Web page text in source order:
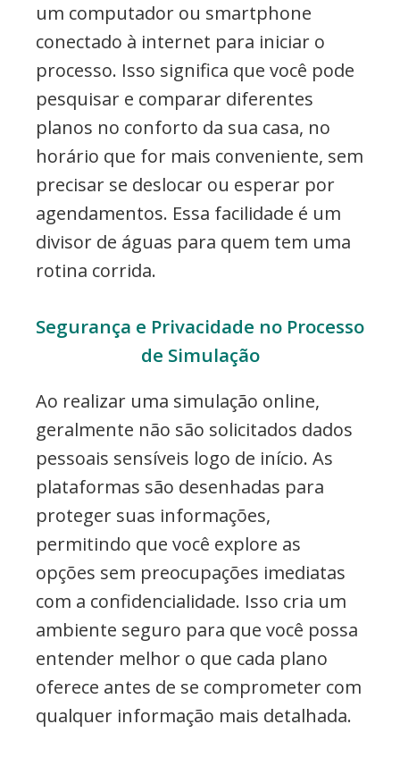
um computador ou smartphone
conectado à internet para iniciar o
processo. Isso significa que você pode
pesquisar e comparar diferentes
planos no conforto da sua casa, no
horário que for mais conveniente, sem
precisar se deslocar ou esperar por
agendamentos. Essa facilidade é um
divisor de águas para quem tem uma
rotina corrida.
Segurança e Privacidade no Processo
de Simulação
Ao realizar uma simulação online,
geralmente não são solicitados dados
pessoais sensíveis logo de início. As
plataformas são desenhadas para
proteger suas informações,
permitindo que você explore as
opções sem preocupações imediatas
com a confidencialidade. Isso cria um
ambiente seguro para que você possa
entender melhor o que cada plano
oferece antes de se comprometer com
qualquer informação mais detalhada.